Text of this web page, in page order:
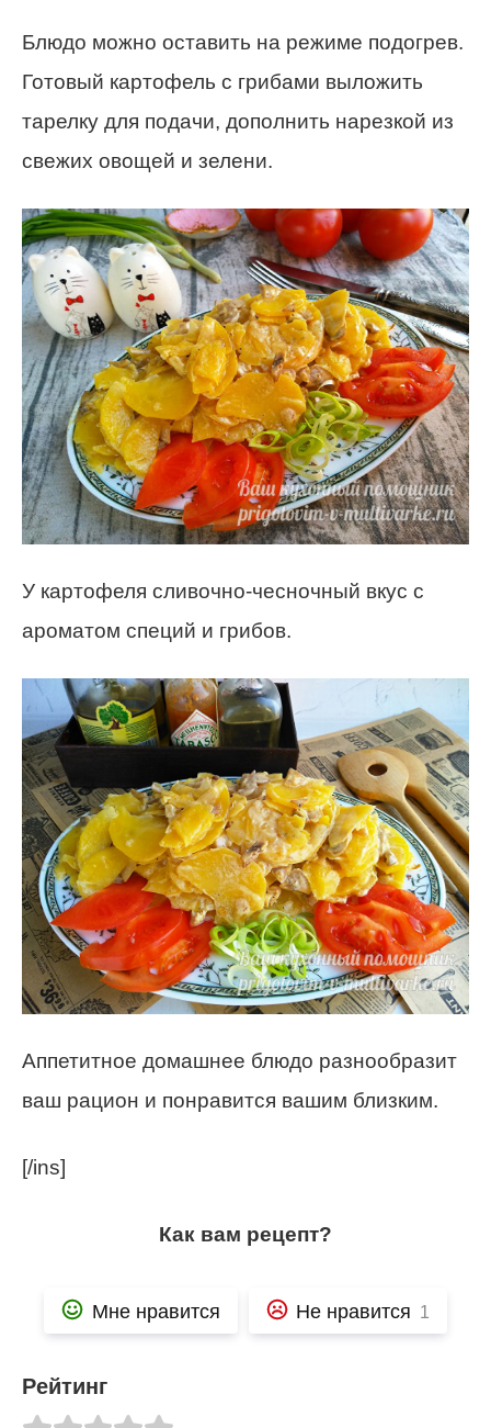
Блюдо можно оставить на режиме подогрев.
Готовый картофель с грибами выложить
тарелку для подачи, дополнить нарезкой из
свежих овощей и зелени.
У картофеля сливочно-чесночный вкус с
ароматом специй и грибов.
Аппетитное домашнее блюдо разнообразит
ваш рацион и понравится вашим близким.
[/ins]
Как вам рецепт?
Мне нравится Не нравится 1
Рейтинг